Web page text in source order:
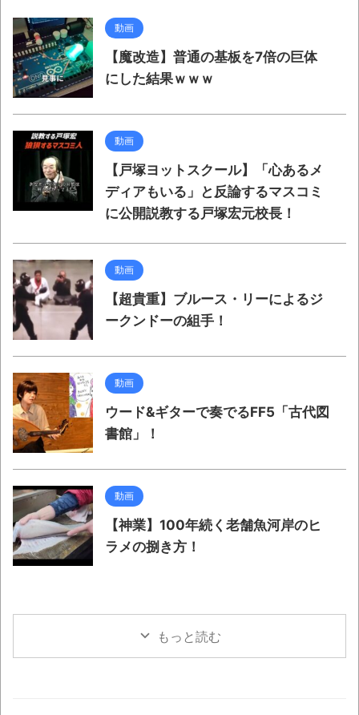
動画
【魔改造】普通の基板を7倍の巨体
にした結果ｗｗｗ
動画
【戸塚ヨットスクール】「心あるメ
ディアもいる」と反論するマスコミ
に公開説教する戸塚宏元校長！
動画
【超貴重】ブルース・リーによるジ
ークンドーの組手！
動画
ウード&ギターで奏でるFF5「古代図
書館」！
動画
【神業】100年続く老舗魚河岸のヒ
ラメの捌き方！
もっと読む